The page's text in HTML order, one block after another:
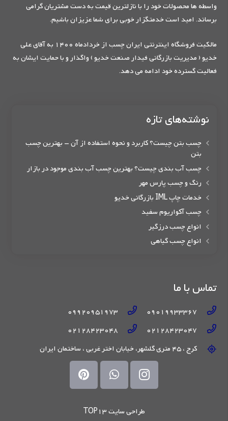
واسطه ها محصولات خود را با نازلترین قیمت به دست مشتریان گرامی
برساند. امید است خدمتگزار خوبی برای شما عزیزان باشیم.
مالکیت فروشگاه اینترنتی ایران چسب از خردادماه 1400 به آقای علی
خدیو ( مدیریت بازرگانی فیدار صنعت خدیو ) واگذار و با حمایت ایشان به
فعالیت گسترده خود ادامه می دهد.
نوشته‌های تازه
چسب بتن چیست؟ کاربرد و نحوه استفاده از آن – بهترین چسب
بتن
چسب آب بندی چیست؟ بهترین چسب آب بندی موجود در بازار
رنگ و چسب پارس مهر
خدمات چاپ IML بازرگانی خدیو
چسب آکواریوم سفید
انواع چسب درزگیر
انواع چسب گیاهی
تماس با ما
09019933367
09920951973
02128423047
02128423048
کرج ، 45 متری گلشهر، خیابان اختر غربی ، ساختمان ایران
طراحی سایت TOP13